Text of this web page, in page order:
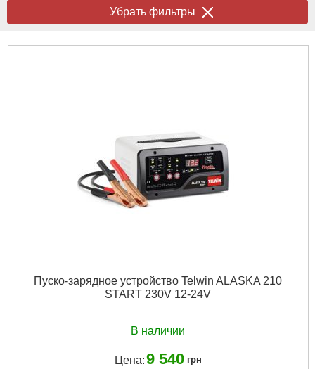
Убрать фильтры
Пуско-зарядное устройство Telwin ALASKA 210
START 230V 12-24V
В наличии
Цена:9 540 грн